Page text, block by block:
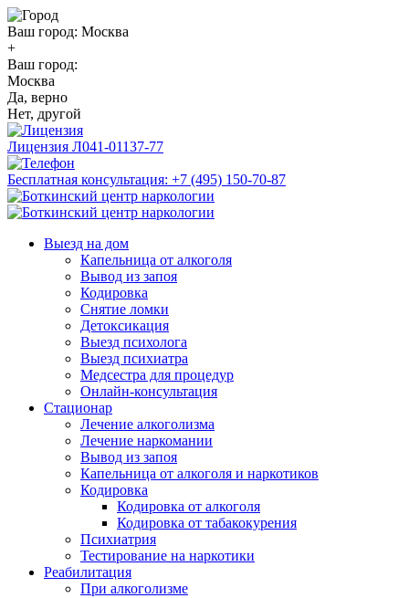
Ваш город: Москва
+
Ваш город:
Москва
Да, верно
Нет, другой
Лицензия Л041-01137-77
Бесплатная консультация: +7 (495) 150-70-87
Выезд на дом
Капельница от алкоголя
Вывод из запоя
Кодировка
Снятие ломки
Детоксикация
Выезд психолога
Выезд психиатра
Медсестра для процедур
Онлайн-консультация
Стационар
Лечение алкоголизма
Лечение наркомании
Вывод из запоя
Капельница от алкоголя и наркотиков
Кодировка
Кодировка от алкоголя
Кодировка от табакокурения
Психиатрия
Тестирование на наркотики
Реабилитация
При алкоголизме